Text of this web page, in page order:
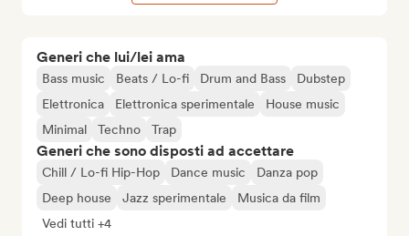
Generi che lui/lei ama
Bass music Beats / Lo-fi Drum and Bass
Dubstep
Elettronica
Elettronica sperimentale
House music
Minimal
Techno Trap
Generi che sono disposti ad accettare
Chill / Lo-fi Hip-Hop Dance music
Danza pop
Deep house
Jazz sperimentale
Musica da film
Vedi tutti +4